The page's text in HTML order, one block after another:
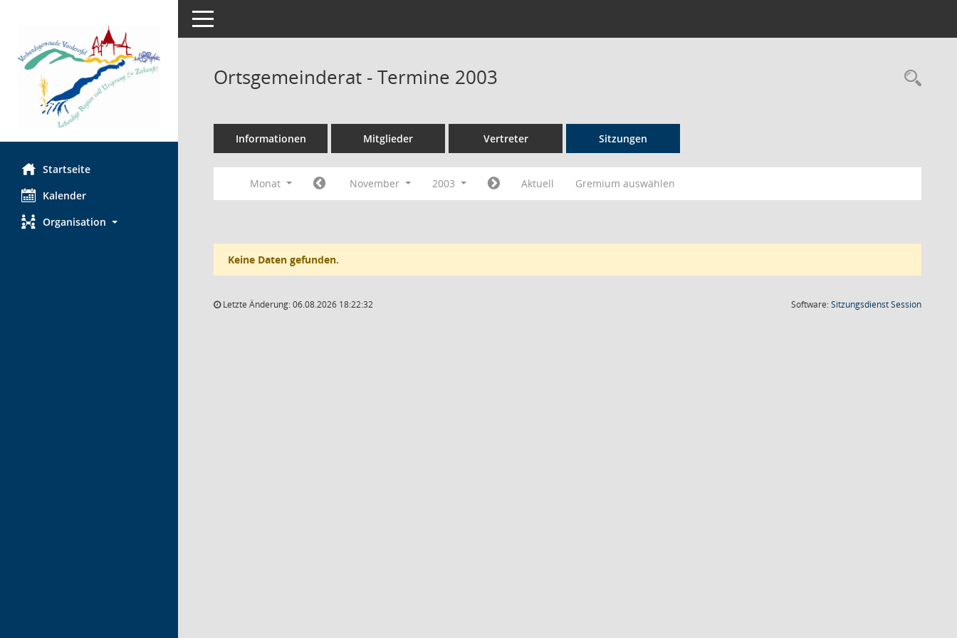
Startseite
Kalender
Organisation
Toggle navigation
Ortsgemeinderat - Termine 2003
Informationen Mitglieder Vertreter Sitzungen
Monat November 2003 Aktuell Gremium auswählen
Keine Daten gefunden.
Letzte Änderung: 06.08.2026 18:22:32 Software:SitzungsdienstSession(Wird in